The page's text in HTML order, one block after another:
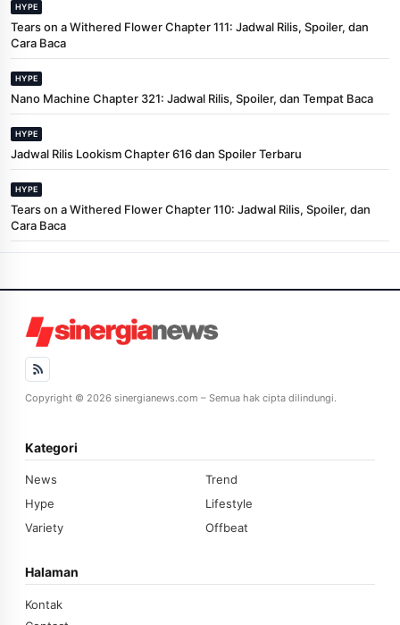
HYPE
Tears on a Withered Flower Chapter 111: Jadwal Rilis, Spoiler, dan
Cara Baca
HYPE
Nano Machine Chapter 321: Jadwal Rilis, Spoiler, dan Tempat Baca
HYPE
Jadwal Rilis Lookism Chapter 616 dan Spoiler Terbaru
HYPE
Tears on a Withered Flower Chapter 110: Jadwal Rilis, Spoiler, dan
Cara Baca
Copyright © 2026 sinergianews.com – Semua hak cipta dilindungi.
Kategori
News
Trend
Hype
Lifestyle
Variety
Offbeat
Halaman
Kontak